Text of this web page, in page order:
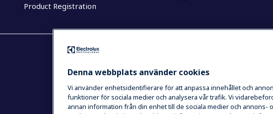
Product Registration
Denna webbplats använder cookies
Vi använder enhetsidentifierare för att anpassa innehållet och
funktioner för sociala medier och analysera vår trafik. Vi
annan information från din enhet till de sociala medier och annons-